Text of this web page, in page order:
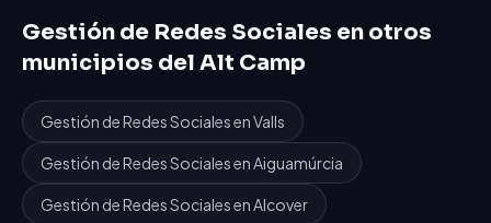
Gestión de Redes Sociales en otros
municipios del Alt Camp
Gestión de Redes SocialesenValls
Gestión de Redes SocialesenAiguamúrcia
Gestión de Redes SocialesenAlcover